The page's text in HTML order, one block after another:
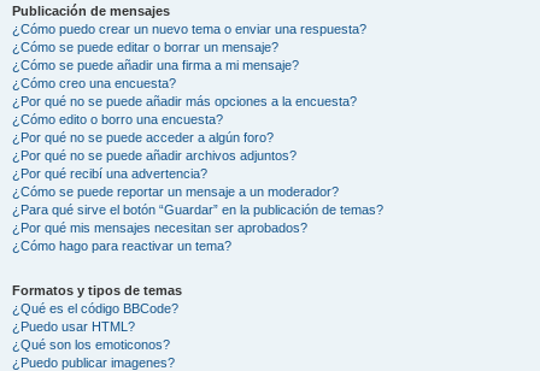
Publicación de mensajes
¿Cómo puedo crear un nuevo tema o enviar una respuesta?
¿Cómo se puede editar o borrar un mensaje?
¿Cómo se puede añadir una firma a mi mensaje?
¿Cómo creo una encuesta?
¿Por qué no se puede añadir más opciones a la encuesta?
¿Cómo edito o borro una encuesta?
¿Por qué no se puede acceder a algún foro?
¿Por qué no se puede añadir archivos adjuntos?
¿Por qué recibí una advertencia?
¿Cómo se puede reportar un mensaje a un moderador?
¿Para qué sirve el botón “Guardar” en la publicación de temas?
¿Por qué mis mensajes necesitan ser aprobados?
¿Cómo hago para reactivar un tema?
Formatos y tipos de temas
¿Qué es el código BBCode?
¿Puedo usar HTML?
¿Qué son los emoticonos?
¿Puedo publicar imagenes?